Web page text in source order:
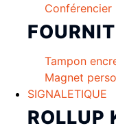
Conférencier
Tampon
Magnet
SIGNALETIQUE
ROLLUP